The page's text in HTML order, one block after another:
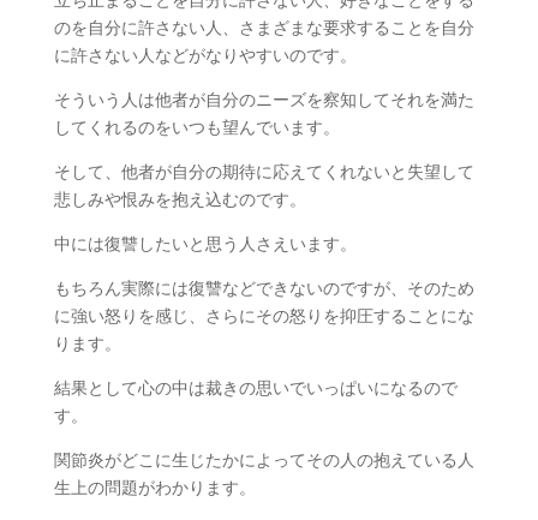
のを自分に許さない人、さまざまな要求することを自分
に許さない人などがなりやすいのです。
そういう人は他者が自分のニーズを察知してそれを満た
してくれるのをいつも望んでいます。
そして、他者が自分の期待に応えてくれないと失望して
悲しみや恨みを抱え込むのです。
中には復讐したいと思う人さえいます。
もちろん実際には復讐などできないのですが、そのため
に強い怒りを感じ、さらにその怒りを抑圧することにな
ります。
結果として心の中は裁きの思いでいっぱいになるので
す。
関節炎がどこに生じたかによってその人の抱えている人
生上の問題がわかります。